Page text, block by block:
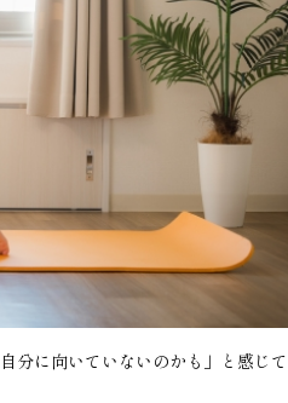
分に向いていないのかも」と感じて